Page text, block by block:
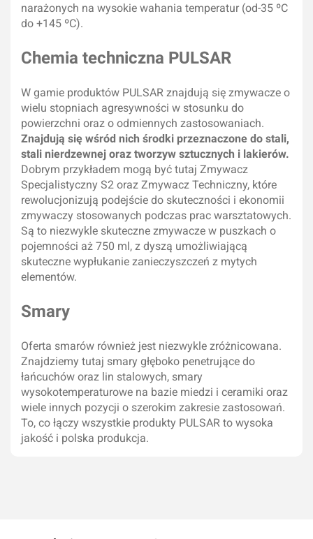
narażonych na wysokie wahania temperatur (od-35 ºC
do +145 ºC).
Chemia techniczna PULSAR
W gamie produktów PULSAR znajdują się zmywacze o
wielu stopniach agresywności w stosunku do
powierzchni oraz o odmiennych zastosowaniach.
Znajdują się wśród nich środki przeznaczone do stali,
stali nierdzewnej oraz tworzyw sztucznych i lakierów.
Dobrym przykładem mogą być tutaj Zmywacz
Specjalistyczny S2 oraz Zmywacz Techniczny, które
rewolucjonizują podejście do skuteczności i ekonomii
zmywaczy stosowanych podczas prac warsztatowych.
Są to niezwykle skuteczne zmywacze w puszkach o
pojemności aż 750 ml, z dyszą umożliwiającą
skuteczne wypłukanie zanieczyszczeń z mytych
elementów.
Smary
Oferta smarów również jest niezwykle zróżnicowana.
Znajdziemy tutaj smary głęboko penetrujące do
łańcuchów oraz lin stalowych, smary
wysokotemperaturowe na bazie miedzi i ceramiki oraz
wiele innych pozycji o szerokim zakresie zastosowań.
To, co łączy wszystkie produkty PULSAR to wysoka
jakość i polska produkcja.